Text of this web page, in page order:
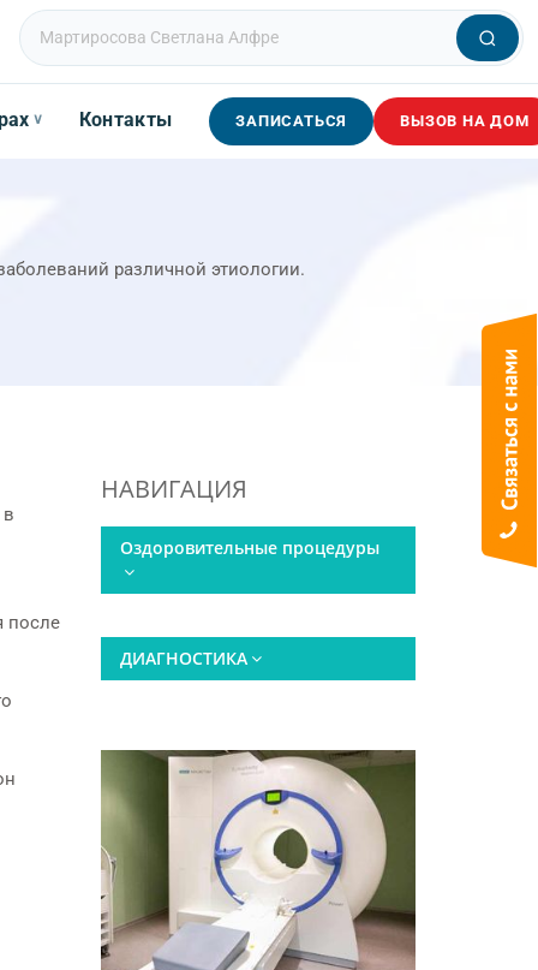
∨ Контакты ЗАПИСАТЬСЯ ВЫЗОВ НА ДОМ
различной этиологии.
после
НАВИГАЦИЯ
Оздоровительные процедуры
ДИАГНОСТИКА